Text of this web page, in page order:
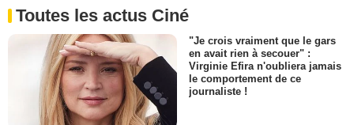
Toutes les actus Ciné
"Je crois vraiment que le gars
en avait rien à secouer" :
Virginie Efira n'oubliera jamais
le comportement de ce
journaliste !